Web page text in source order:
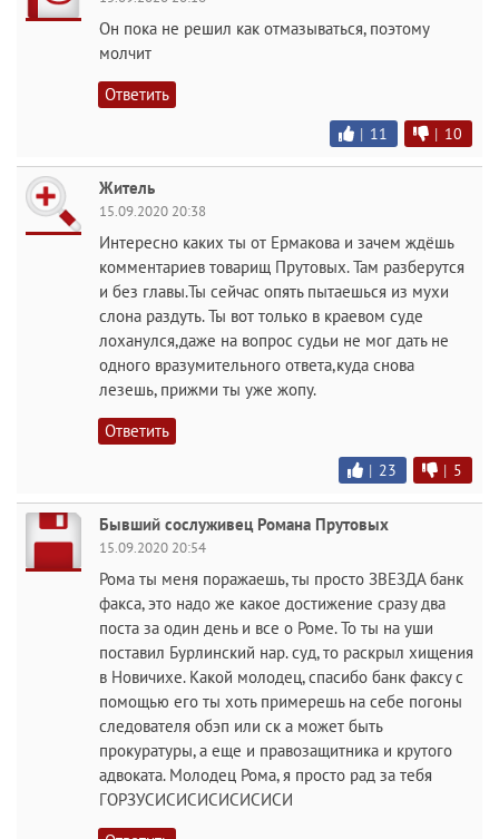
Он пока не решил как отмазываться, поэтому
молчит
Ответить
| 11 | 10
Житель
15.09.2020 20:38
Интересно каких ты от Ермакова и зачем ждёшь
комментариев товарищ Прутовых. Там разберутся
и без главы.Ты сейчас опять пытаешься из мухи
слона раздуть. Ты вот только в краевом суде
лоханулся,даже на вопрос судьи не мог дать не
одного вразумительного ответа,куда снова
лезешь, прижми ты уже жопу.
Ответить
| 23 | 5
Бывший сослуживец Романа Прутовых
15.09.2020 20:54
Рома ты меня поражаешь, ты просто ЗВЕЗДА банк
факса, это надо же какое достижение сразу два
поста за один день и все о Роме. То ты на уши
поставил Бурлинский нар. суд, то раскрыл хищения
в Новичихе. Какой молодец, спасибо банк факсу с
помощью его ты хоть примерешь на себе погоны
следователя обэп или ск а может быть
прокуратуры, а еще и правозащитника и крутого
адвоката. Молодец Рома, я просто рад за тебя
ГОРЗУСИСИСИСИСИСИСИ